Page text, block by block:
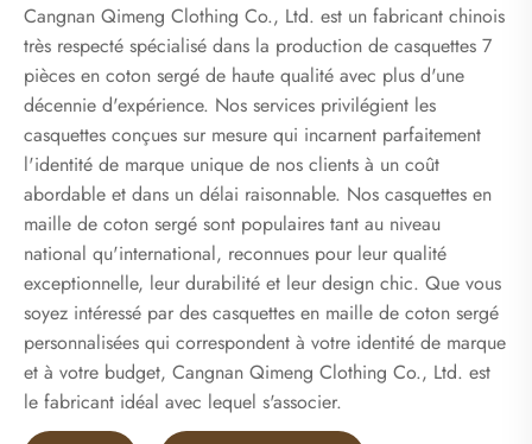
Cangnan Qimeng Clothing Co., Ltd. est un fabricant chinois
très respecté spécialisé dans la production de casquettes 7
pièces en coton sergé de haute qualité avec plus d'une
décennie d'expérience. Nos services privilégient les
casquettes conçues sur mesure qui incarnent parfaitement
l'identité de marque unique de nos clients à un coût
abordable et dans un délai raisonnable. Nos casquettes en
maille de coton sergé sont populaires tant au niveau
national qu'international, reconnues pour leur qualité
exceptionnelle, leur durabilité et leur design chic. Que vous
soyez intéressé par des casquettes en maille de coton sergé
personnalisées qui correspondent à votre identité de marque
et à votre budget, Cangnan Qimeng Clothing Co., Ltd. est
le fabricant idéal avec lequel s'associer.